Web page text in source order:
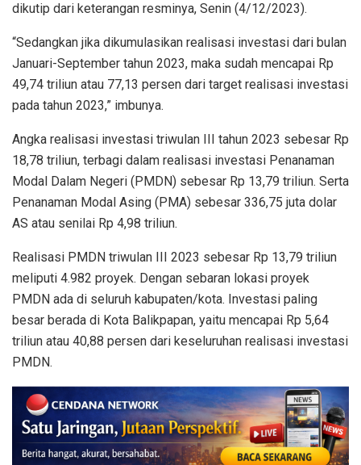
dikutip dari keterangan resminya, Senin (4/12/2023).
“Sedangkan jika dikumulasikan realisasi investasi dari bulan
Januari-September tahun 2023, maka sudah mencapai Rp
49,74 triliun atau 77,13 persen dari target realisasi investasi
pada tahun 2023,” imbunya.
Angka realisasi investasi triwulan III tahun 2023 sebesar Rp
18,78 triliun, terbagi dalam realisasi investasi Penanaman
Modal Dalam Negeri (PMDN) sebesar Rp 13,79 triliun. Serta
Penanaman Modal Asing (PMA) sebesar 336,75 juta dolar
AS atau senilai Rp 4,98 triliun.
Realisasi PMDN triwulan III 2023 sebesar Rp 13,79 triliun
meliputi 4.982 proyek. Dengan sebaran lokasi proyek
PMDN ada di seluruh kabupaten/kota. Investasi paling
besar berada di Kota Balikpapan, yaitu mencapai Rp 5,64
triliun atau 40,88 persen dari keseluruhan realisasi investasi
PMDN.